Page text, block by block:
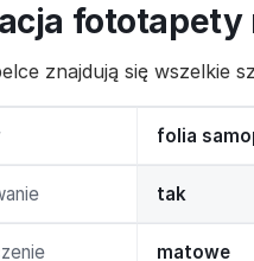
fototapety
znajdują się wszelkie
folia
tak
matowe